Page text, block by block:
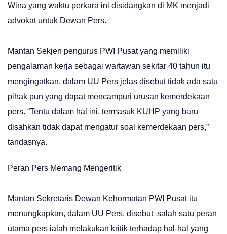
Wina yang waktu perkara ini disidangkan di MK menjadi
advokat untuk Dewan Pers.
Mantan Sekjen pengurus PWI Pusat yang memiliki
pengalaman kerja sebagai wartawan sekitar 40 tahun itu
mengingatkan, dalam UU Pers jelas disebut tidak ada satu
pihak pun yang dapat mencampuri urusan kemerdekaan
pers. “Tentu dalam hal ini, termasuk KUHP yang baru
disahkan tidak dapat mengatur soal kemerdekaan pers,”
tandasnya.
Peran Pers Memang Mengeritik
Mantan Sekretaris Dewan Kehormatan PWI Pusat itu
menungkapkan, dalam UU Pers, disebut salah satu peran
utama pers ialah melakukan kritik terhadap hal-hal yang